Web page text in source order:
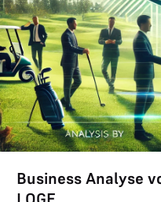
Business Analyse